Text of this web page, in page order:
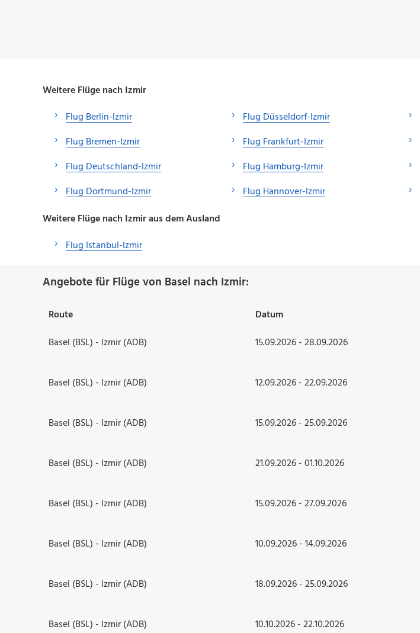
Weitere Flüge nach Izmir
Flug Berlin-Izmir
Flug Bremen-Izmir
Flug Deutschland-Izmir
Flug Dortmund-Izmir
Flug Düsseldorf-Izmir
Flug Frankfurt-Izmir
Flug Hamburg-Izmir
Flug Hannover-Izmir
Weitere Flüge nach Izmir aus dem Ausland
Flug Istanbul-Izmir
Angebote für Flüge von Basel nach Izmir:
Route Datum
Basel (BSL) - Izmir (ADB)
15.09.2026 - 28.09.2026
Basel (BSL) - Izmir (ADB) 12.09.2026 - 22.09.2026
Basel (BSL) - Izmir (ADB) 15.09.2026 - 25.09.2026
Basel (BSL) - Izmir (ADB) 21.09.2026 - 01.10.2026
Basel (BSL) - Izmir (ADB) 15.09.2026 - 27.09.2026
Basel (BSL) - Izmir (ADB) 10.09.2026 - 14.09.2026
Basel (BSL) - Izmir (ADB) 18.09.2026 - 25.09.2026
Basel (BSL) - Izmir (ADB) 10.10.2026 - 22.10.2026